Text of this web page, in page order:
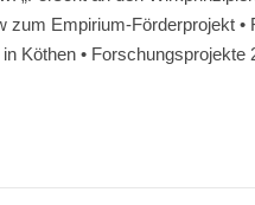
zum Empirium-Förderprojekt
Köthen • Forschungsprojekte